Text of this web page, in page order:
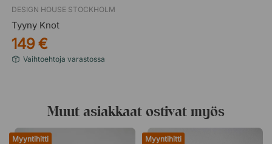
DESIGN HOUSE STOCKHOLM
Tyyny Knot
149 €
Vaihtoehtoja varastossa
Muut asiakkaat ostivat myös
Myyntihitti Myyntihitti